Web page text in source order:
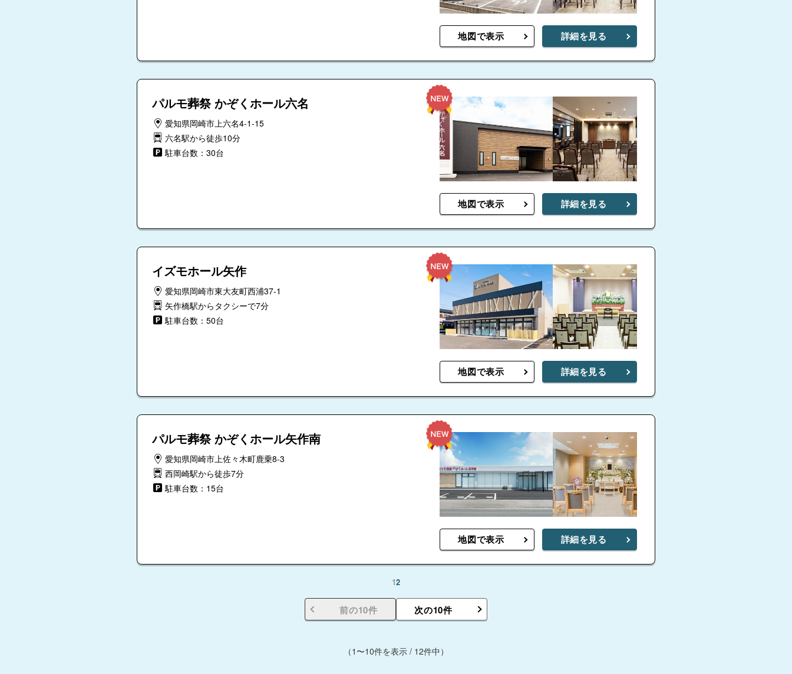
地図で表示 詳細を見る
パルモ葬祭 かぞくホール六名
愛知県岡崎市上六名4-1-15
六名駅から徒歩10分
駐車台数：30台
地図で表示 詳細を見る
イズモホール矢作
愛知県岡崎市東大友町西浦37-1
矢作橋駅からタクシーで7分
駐車台数：50台
地図で表示 詳細を見る
パルモ葬祭 かぞくホール矢作南
愛知県岡崎市上佐々木町鹿乗8-3
西岡崎駅から徒歩7分
駐車台数：15台
地図で表示 詳細を見る
12
前の10件 次の10件
（1〜10件を表示 / 12件中）